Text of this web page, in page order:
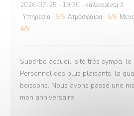
2026-07-25 - 19:30 - καλεσμένοι 3
Υπηρεσία : 5/5 Ατμόσφαιρα : 5/5
4/5
Superbe accueil, site très sympa,
Personnel des plus plaisants, la
boissons. Nous avons passé une
mon anniversaire.